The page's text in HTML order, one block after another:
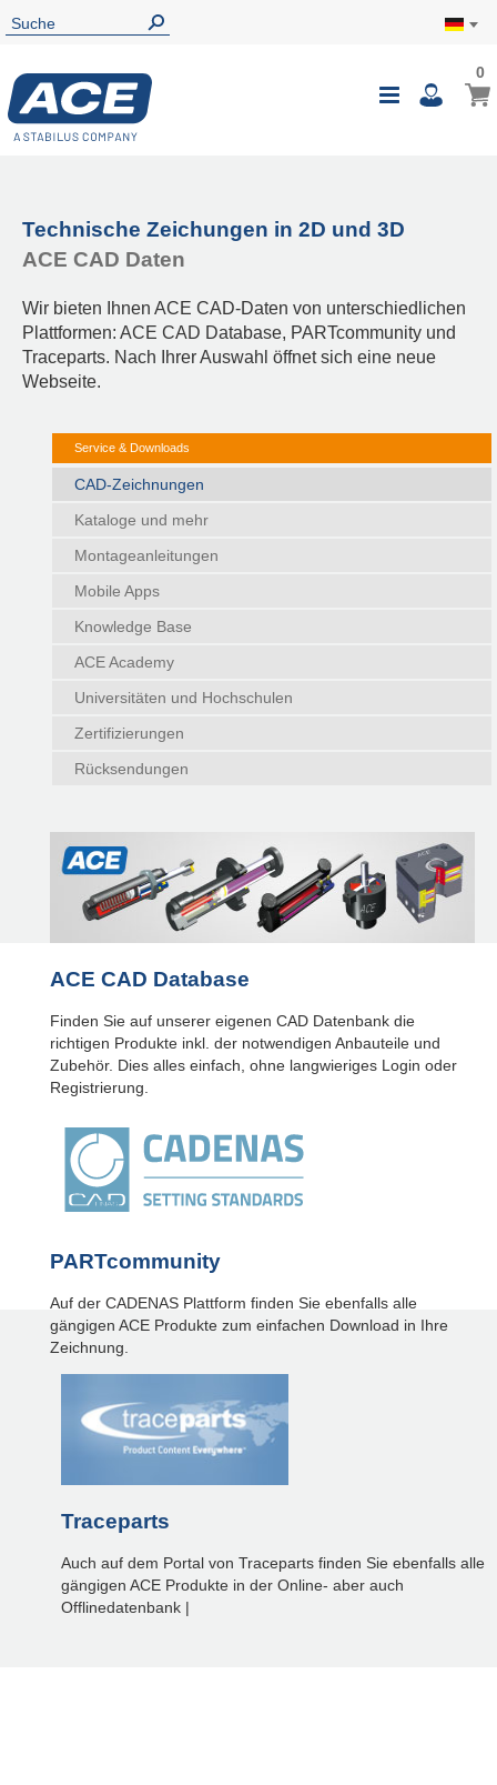
0
Technische Zeichungen in 2D und 3D
ACE CAD Daten
Wir bieten Ihnen ACE CAD-Daten von unterschiedlichen
Plattformen: ACE CAD Database, PARTcommunity und
Traceparts. Nach Ihrer Auswahl öffnet sich eine neue
Webseite.
Service & Downloads
CAD-Zeichnungen
Kataloge und mehr
Montageanleitungen
Mobile Apps
Knowledge Base
ACE Academy
Universitäten und Hochschulen
Zertifizierungen
Rücksendungen
ACE CAD Database
Finden Sie auf unserer eigenen CAD Datenbank die
richtigen Produkte inkl. der notwendigen Anbauteile und
Zubehör. Dies alles einfach, ohne langwieriges Login oder
Registrierung.
PARTcommunity
Auf der CADENAS Plattform finden Sie ebenfalls alle
gängigen ACE Produkte zum einfachen Download in Ihre
Zeichnung.
Traceparts
Auch auf dem Portal von Traceparts finden Sie ebenfalls alle
gängigen ACE Produkte in der Online- aber auch
Offlinedatenbank |